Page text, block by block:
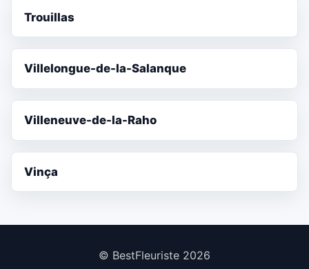
Trouillas
Villelongue-de-la-Salanque
Villeneuve-de-la-Raho
Vinça
© BestFleuriste 2026